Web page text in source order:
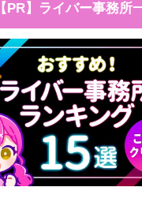
【PR】ライバー事務所